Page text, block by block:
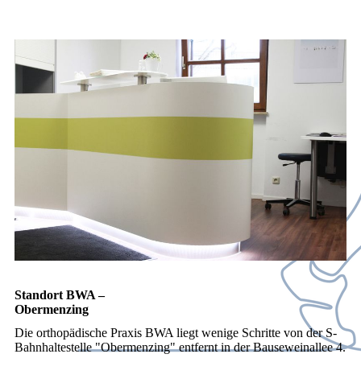
Standort BWA –
Obermenzing
Die orthopädische Praxis BWA liegt wenige Schritte von der S-
Bahnhaltestelle "Obermenzing" entfernt in der Bauseweinallee 4.